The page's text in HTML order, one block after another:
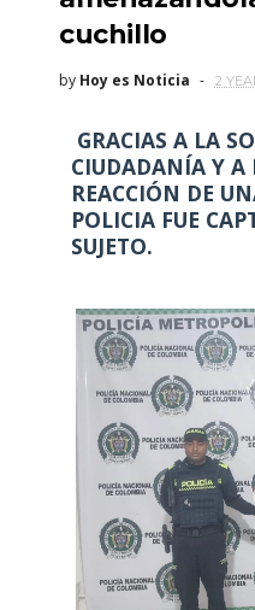
cuchillo
by Hoy es Noticia 2
GRACIAS A LA
CIUDADANÍA Y A
REACCIÓN DE
POLICIA FUE
SUJETO.